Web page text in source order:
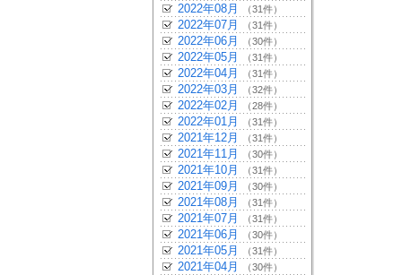
2022年08月 （31件）
2022年07月 （31件）
2022年06月 （30件）
2022年05月 （31件）
2022年04月 （31件）
2022年03月 （32件）
2022年02月 （28件）
2022年01月 （31件）
2021年12月 （31件）
2021年11月 （30件）
2021年10月 （31件）
2021年09月 （30件）
2021年08月 （31件）
2021年07月 （31件）
2021年06月 （30件）
2021年05月 （31件）
2021年04月 （30件）